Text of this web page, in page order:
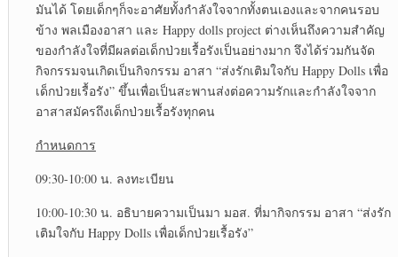
มันได้ โดยเด็กๆก็จะอาศัยทั้งกำลังใจจากทั้งตนเองและจากคนรอบ
ข้าง พลเมืองอาสา และ Happy dolls project ต่างเห็นถึงความสำคัญ
ของกำลังใจที่มีผลต่อเด็กป่วยเรื้อรังเป็นอย่างมาก จึงได้ร่วมกันจัด
กิจกรรมจนเกิดเป็นกิจกรรม อาสา “ส่งรักเติมใจกับ Happy Dolls เพื่อ
เด็กป่วยเรื้อรัง” ขึ้นเพื่อเป็นสะพานส่งต่อความรักและกำลังใจจาก
อาสาสมัครถึงเด็กป่วยเรื้อรังทุกคน
กำหนดการ
09:30-10:00 น. ลงทะเบียน
10:00-10:30 น. อธิบายความเป็นมา มอส. ที่มากิจกรรม อาสา “ส่งรัก
เติมใจกับ Happy Dolls เพื่อเด็กป่วยเรื้อรัง”